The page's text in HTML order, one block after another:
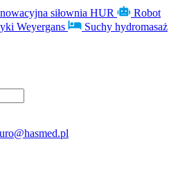
siłownia HUR
Robot
Weyergans Suchy hydromasaż